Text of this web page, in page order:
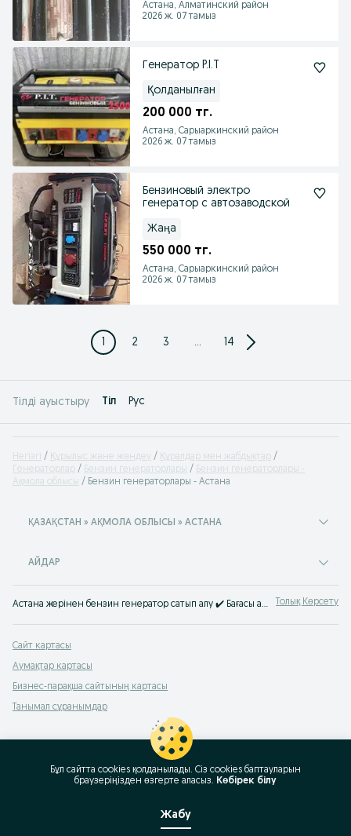
Астана, Алматинский район
2026 ж. 07 тамыз
Генератор P.I.T
Қолданылған
200 000 тг.
Астана, Сарыаркинский район
2026 ж. 07 тамыз
Бензиновый электро
генератор с автозаводской
Жаңа
550 000 тг.
Астана, Сарыаркинский район
2026 ж. 07 тамыз
1 2 3 ... 14
Тілді ауыстыру Tіл Рус
Негізгі Құрылыс және жөндеу
Құралдар мен жабдықтар
Генераторлар
Бензин генераторлары
Бензин генераторлары -
Ақмола облысы
Бензин генераторлары - Астана
ҚАЗАҚСТАН » АҚМОЛА ОБЛЫСЫ » АСТАНА
АЙДАР
Астана жерінен бензин генератор сатып алу ✔️ Бағасы арзан бензогенераторлар ⚡ OLX.kz-тен сапалы бензин электрогенератор сатып ал. Толық Көрсету
Сайт картасы
Аумақтар картасы
Бизнес-парақша сайтының картасы
Танымал сұранымдар
Бұл сайтта cookies қолданылады. Сіз cookies баптауларын
браузеріңізден өзгерте аласыз. Көбірек білу
Жабу